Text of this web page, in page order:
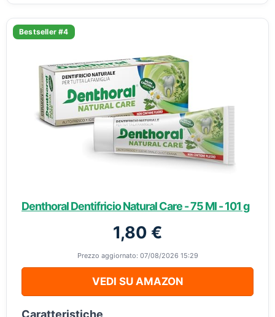
Bestseller #4
Denthoral Dentifricio Natural Care - 75 Ml - 101 g
1,80 €
Prezzo aggiornato: 07/08/2026 15:29
VEDI SU AMAZON
Caratteristiche